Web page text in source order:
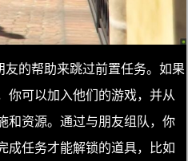
友的帮助来跳过前置任务。如果
你可以加入他们的游戏，并从
和资源。通过与朋友组队，你
成任务才能解锁的道具，比如